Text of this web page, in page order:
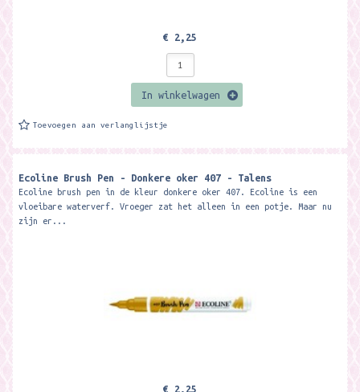
€ 2,25
In winkelwagen
Toevoegen aan verlanglijstje
Ecoline Brush Pen - Donkere oker 407 - Talens
Ecoline brush pen in de kleur donkere oker 407. Ecoline is een
vloeibare waterverf. Vroeger zat het alleen in een potje. Maar nu
zijn er...
€ 2,25